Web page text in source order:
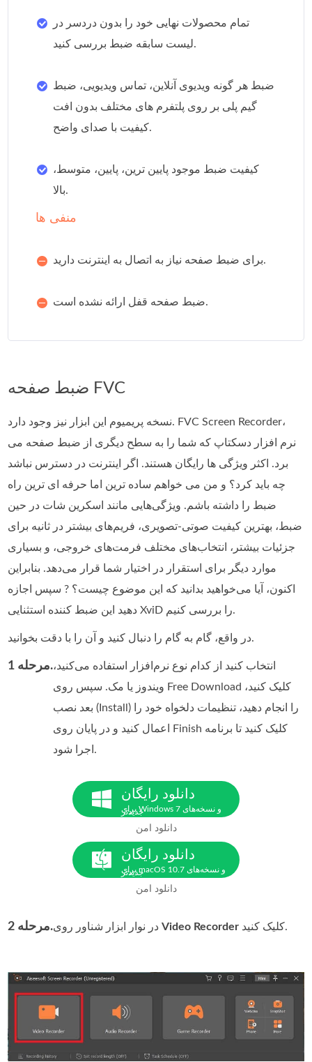
تمام محصولات نهایی خود را بدون دردسر در
لیست سابقه ضبط بررسی کنید.
ضبط هر گونه ویدیوی آنلاین، تماس ویدیویی، ضبط
گیم پلی بر روی پلتفرم های مختلف بدون افت
کیفیت با صدای واضح.
کیفیت ضبط موجود پایین ترین، پایین، متوسط،
بالا.
منفی ها
برای ضبط صفحه نیاز به اتصال به اینترنت دارید.
ضبط صفحه قفل ارائه نشده است.
ضبط صفحه FVC
نسخه پریمیوم این ابزار نیز وجود دارد. FVC Screen Recorder،
نرم افزار دسکتاپ که شما را به سطح دیگری از ضبط صفحه می
برد. اکثر ویژگی ها رایگان هستند. اگر اینترنت در دسترس نباشد
چه باید کرد؟ و من می خواهم ساده ترین اما حرفه ای ترین راه
ضبط را داشته باشم. ویژگی‌هایی مانند اسکرین شات در حین
ضبط، بهترین کیفیت صوتی-تصویری، فریم‌های بیشتر در ثانیه برای
جزئیات بیشتر، انتخاب‌های مختلف فرمت‌های خروجی، و بسیاری
موارد دیگر برای استقرار در اختیار شما قرار می‌دهد. بنابراین
اکنون، آیا می‌خواهید بدانید که این موضوع چیست؟ ? سپس اجازه
دهید این ضبط کننده استثنایی XviD را بررسی کنیم.
در واقع، گام به گام را دنبال کنید و آن را با دقت بخوانید.
مرحله 1.انتخاب کنید از کدام نوع نرم‌افزار استفاده می‌کنید،
ویندوز یا مک. سپس روی Free Download کلیک کنید،
بعد نصب (Install) را انجام دهید، تنظیمات دلخواه خود را
اعمال کنید و در پایان روی Finish کلیک کنید تا برنامه
اجرا شود.
دانلود رایگان
برای Windows 7 و نسخه‌های
جدیدتر
دانلود امن
دانلود رایگان
برای macOS 10.7 و نسخه‌های
جدیدتر
دانلود امن
مرحله 2. در نوار ابزار شناور رویVideo Recorder کلیک کنید.